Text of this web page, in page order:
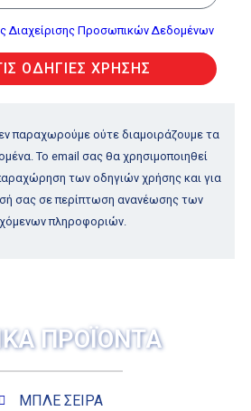
Διαχείρισης Προσωπικών Δεδομένων
ΟΔΗΓΙΕΣ ΧΡΗΣΗΣ
παραχωρούμε ούτε διαμοιράζουμε τα
Το email σας θα χρησιμοποιηθεί
των οδηγιών χρήσης και για
σας σε περίπτωση ανανέωσης των
πληροφοριών.
ΠΡΟΪΟΝΤΑ
ΜΠΛΕ ΣΕΙΡΑ